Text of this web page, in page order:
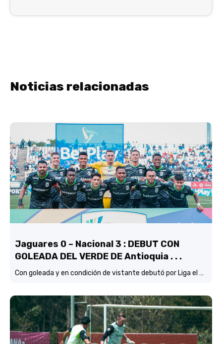
Noticias relacionadas
Jaguares 0 – Nacional 3 : DEBUT CON
GOLEADA DEL VERDE DE Antioquia . . .
Con goleada y en condición de vistante debutó por Liga el verde de Lucas González frente a Jaguares de Córdoba.